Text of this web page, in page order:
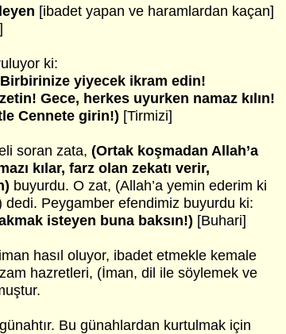
[ibadet yapan ve haramlardan kaçan]
ki:
yiyecek ikram edin!
Gece, herkes uyurken namaz kılın!
Cennete girin!) [Tirmizi]
soran zata, (Ortak koşmadan Allah’a
kılar, farz olan zekatı verir,
buyurdu. O zat, (Allah’a yemin ederim ki
dedi. Peygamber efendimiz buyurdu ki:
isteyen buna baksın!) [Buhari]
hasıl oluyor, ibadet etmekle kemale
hazretleri, (İman, dil ile söylemek ve
Bu günahlardan kurtulmak için